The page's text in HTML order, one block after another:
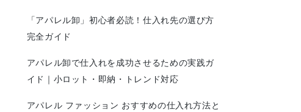
「アパレル卸」初心者必読！仕入れ先の選び方
完全ガイド
アパレル卸で仕入れを成功させるための実践ガ
イド｜小ロット・即納・トレンド対応
アパレル ファッション おすすめの仕入れ方法と